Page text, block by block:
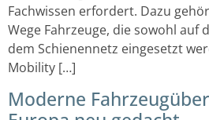
Fachwissen erfordert. Dazu
Wege Fahrzeuge, die sowohl auf
dem Schienennetz eingesetzt
Mobility […]
Moderne